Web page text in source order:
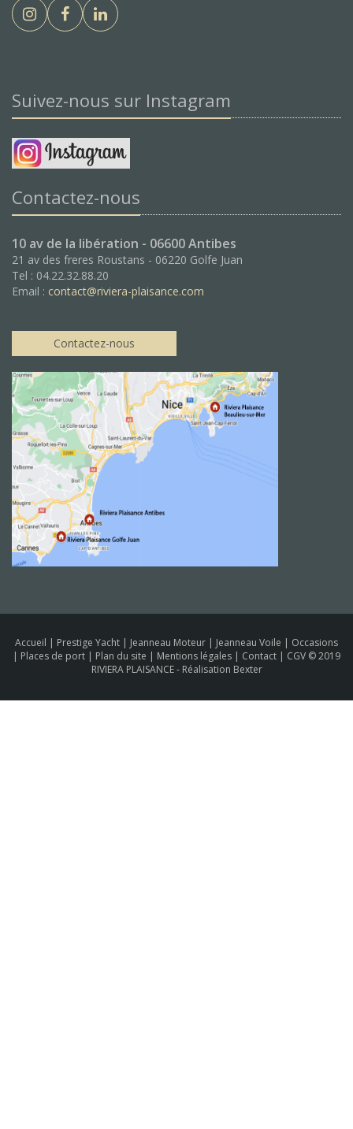
Suivez-nous sur Instagram
Contactez-nous
10 av de la libération - 06600 Antibes
21 av des freres Roustans - 06220 Golfe Juan
Tel : 04.22.32.88.20
Email : contact@riviera-plaisance.com
Contactez-nous
Accueil | Prestige Yacht | Jeanneau Moteur | Jeanneau Voile | Occasions
| Places de port | Plan du site | Mentions légales | Contact | CGV © 2019
RIVIERA PLAISANCE - Réalisation Bexter